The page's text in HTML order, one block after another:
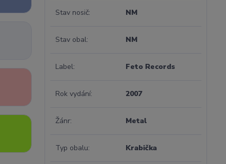
Stav nosič NM
Stav obal NM
Label Feto Records
Rok vydání 2007
Žánr Metal
Typ obalu Krabička